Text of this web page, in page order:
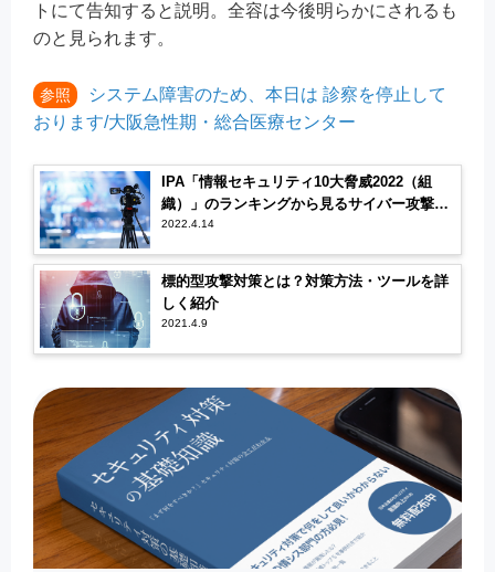
トにて告知すると説明。全容は今後明らかにされるも
のと見られます。
参照
システム障害のため、本日は 診察を停止して
おります/大阪急性期・総合医療センター
IPA「情報セキュリティ10大脅威2022（組
織）」のランキングから見るサイバー攻撃の
傾向
2022.4.14
標的型攻撃対策とは？対策方法・ツールを詳
しく紹介
2021.4.9